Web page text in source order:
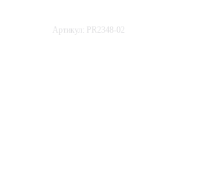
Артикул: PR2348-02